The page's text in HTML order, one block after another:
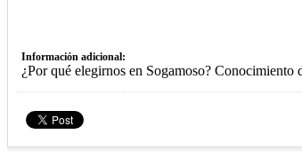
Información adicional
¿Por qué elegirnos en Sogamoso?